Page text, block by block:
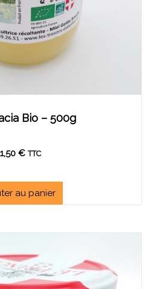
Bio – 500g
€ TTC
au panier